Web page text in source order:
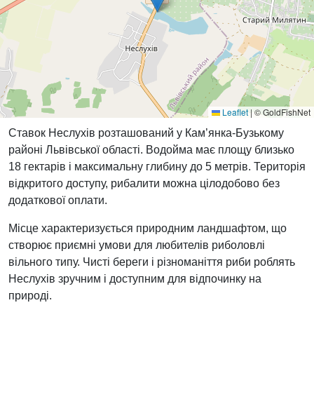
Leaflet | © GoldFishNet
Ставок Неслухів розташований у Кам’янка-Бузькому
районі Львівської області. Водойма має площу близько
18 гектарів і максимальну глибину до 5 метрів. Територія
відкритого доступу, рибалити можна цілодобово без
додаткової оплати.
Місце характеризується природним ландшафтом, що
створює приємні умови для любителів риболовлі
вільного типу. Чисті береги і різноманіття риби роблять
Неслухів зручним і доступним для відпочинку на
природі.